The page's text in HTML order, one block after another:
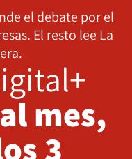
el debate por el
El resto lee La
mes,
3